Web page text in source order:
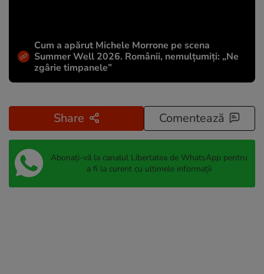
Cum a apărut Michele Morrone pe scena
Summer Well 2026. Românii, nemulțumiți: „Ne
zgârie timpanele”
Share Comentează
Abonați-vă la canalul Libertatea de WhatsApp pentru
a fi la curent cu ultimele informații